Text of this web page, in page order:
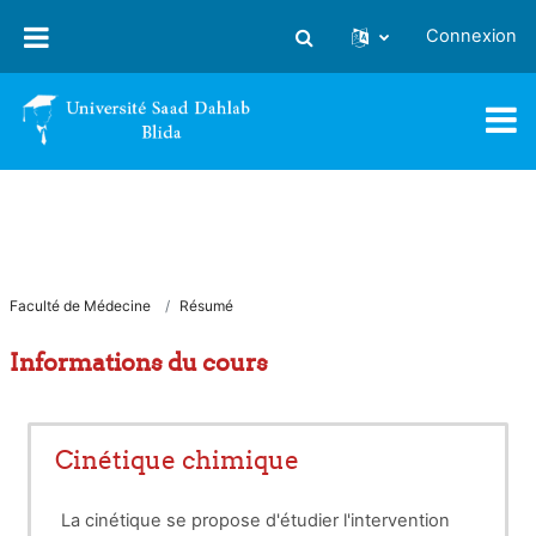
Activer/désactiver la saisie
Connexion
Faculté de Médecine Résumé
Informations du cours
Cinétique chimique
La cinétique se propose d'étudier l'intervention